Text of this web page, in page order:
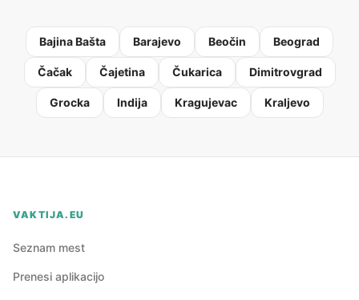
Bajina Bašta Barajevo Beočin Beograd
Čačak Čajetina Čukarica Dimitrovgrad
Grocka Indija Kragujevac Kraljevo
VAKTIJA.EU
Seznam mest
Prenesi aplikacijo